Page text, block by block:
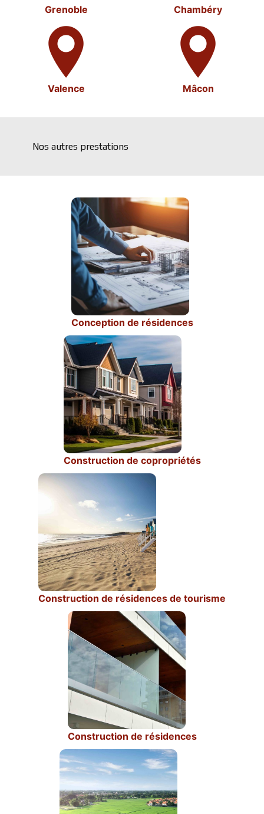
Grenoble Chambéry
Valence Mâcon
Nos autres prestations
Conception de résidences
Construction de copropriétés
Construction de résidences de tourisme
Construction de résidences